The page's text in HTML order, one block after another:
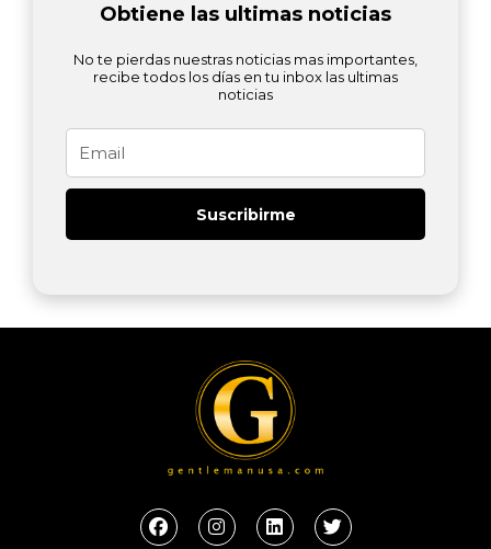
Obtiene las ultimas noticias
No te pierdas nuestras noticias mas importantes,
recibe todos los días en tu inbox las ultimas
noticias
Suscribirme
F
a
I
n
L
i
T
w